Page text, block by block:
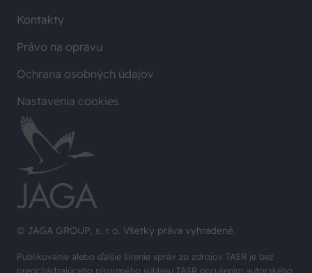
© JAGA GROUP, s. r. o. Všetky práva vyhradené.
Publikovanie alebo ďalšie šírenie správ zo zdrojov TASR je bez
predchádzajúceho písomného súhlasu TASR porušením autorského
Kontakty
Právo na opravu
Ochrana osobných údajov
Nastavenia cookies